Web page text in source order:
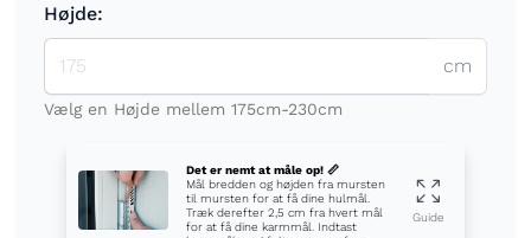
Højde:
cm
Vælg en Højde mellem 175cm-230cm
Det er nemt at måle op! 📏
Mål bredden og højden fra mursten
til mursten for at få dine hulmål.
Træk derefter 2,5 cm fra hvert mål
for at få dine karmmål. Indtast
Guide